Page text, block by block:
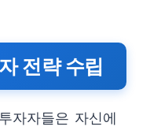
전략 수립
자자들은 자신에